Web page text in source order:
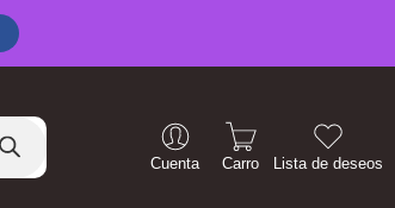
Cuenta Carro Lista de deseos